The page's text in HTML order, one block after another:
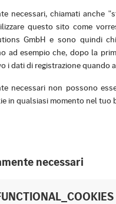
necessari, chiamati anche
questo sito come
GmbH e sono quindi
ad esempio che, dopo la
i dati di registrazione quando
necessari non possono
in qualsiasi momento nel tuo
necessari